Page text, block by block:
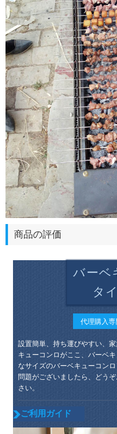
商品の評価
バーベ
タ
代理購入専
設置簡単、持ち運びやすい、
キューコンロがここ、バーベ
なサイズのバーベキューコン
問題がございましたら、どう
さい。
ご利用ガイド